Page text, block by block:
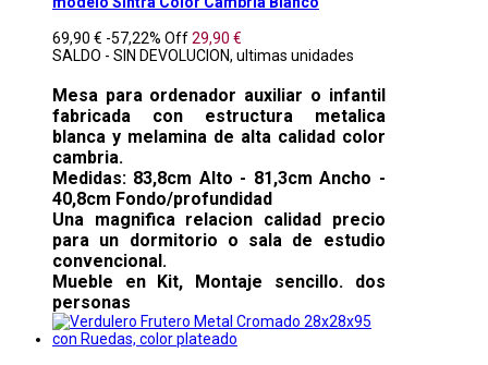
69,90 € -57,22% Off29,90 €
SALDO - SIN DEVOLUCION, ultimas unidades
Mesa para ordenador auxiliar o infantil
fabricada con estructura metalica
blanca y melamina de alta calidad color
cambria.
Medidas: 83,8cm Alto - 81,3cm Ancho -
40,8cm Fondo/profundidad
Una magnifica relacion calidad precio
para un dormitorio o sala de estudio
convencional.
Mueble en Kit, Montaje sencillo. dos
personas